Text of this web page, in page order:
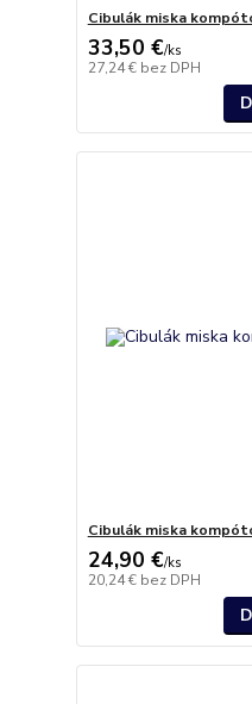
Cibulák miska
33,50 €/ks
27,24 € bez DPH
Cibulák miska
24,90 €/ks
20,24 € bez DPH